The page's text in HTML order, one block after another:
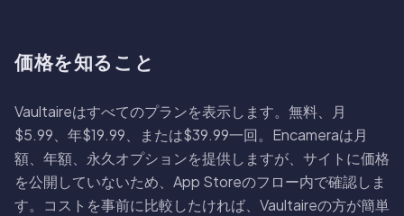
価格を知ること
Vaultaireはすべてのプランを表示します。無料、月
$5.99、年$19.99、または$39.99一回。Encameraは月
額、年額、永久オプションを提供しますが、サイトに価格
を公開していないため、App Storeのフロー内で確認しま
す。コストを事前に比較したければ、Vaultaireの方が簡単